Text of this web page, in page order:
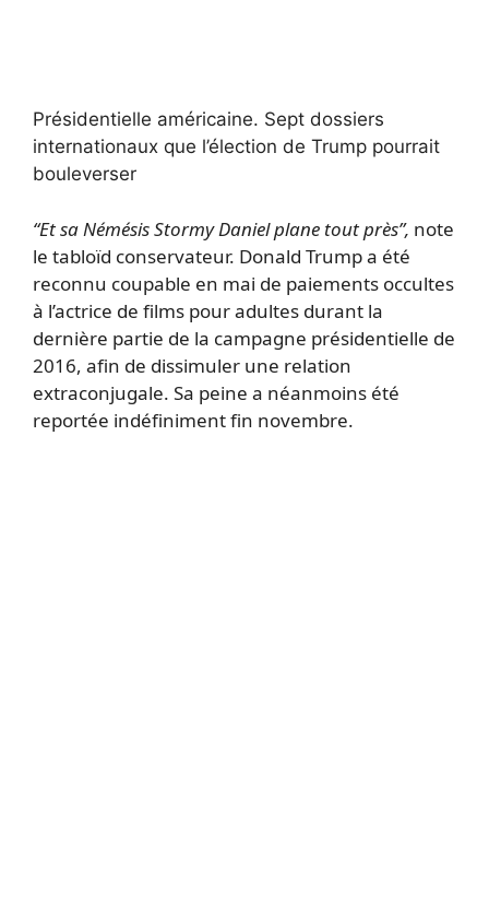
Présidentielle américaine. Sept dossiers
internationaux que l’élection de Trump pourrait
bouleverser
“Et sa Némésis Stormy Daniel plane tout près”, note
le tabloïd conservateur. Donald Trump a été
reconnu coupable en mai de paiements occultes
à l’actrice de films pour adultes durant la
dernière partie de la campagne présidentielle de
2016, afin de dissimuler une relation
extraconjugale. Sa peine a néanmoins été
reportée indéfiniment fin novembre.